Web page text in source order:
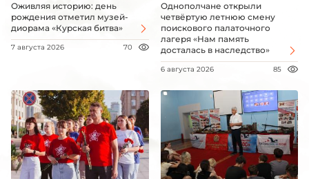
Оживляя историю: день
рождения отметил музей-
диорама «Курская битва»
7 августа 2026 70
Однополчане открыли
четвёртую летнюю смену
поискового палаточного
лагеря «Нам память
досталась в наследство»
6 августа 2026 85